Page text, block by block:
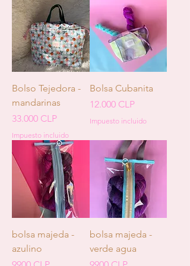
Bolso Tejedora -
mandarinas
Precio
33.000 CLP
Impuesto incluido
Bolsa Cubanita
Precio
12.000 CLP
Impuesto incluido
bolsa majeda -
azulino
bolsa majeda -
verde agua